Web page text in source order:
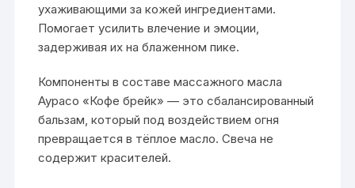
ухаживающими за кожей ингредиентами.
Помогает усилить влечение и эмоции,
задерживая их на блаженном пике.
Компоненты в составе массажного масла
Аурасо «Кофе брейк» — это сбалансированный
бальзам, который под воздействием огня
превращается в тёплое масло. Свеча не
содержит красителей.